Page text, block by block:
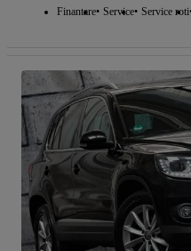
Finantare Service Service roti